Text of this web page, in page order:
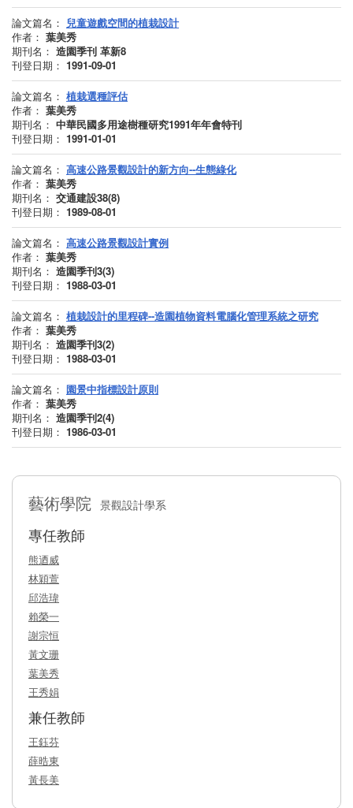
論文篇名： 兒童遊戲空間的植栽設計
作者： 葉美秀
期刊名： 造園季刊 革新8
刊登日期： 1991-09-01
論文篇名： 植栽選種評估
作者： 葉美秀
期刊名： 中華民國多用途樹種研究1991年年會特刊
刊登日期： 1991-01-01
論文篇名： 高速公路景觀設計的新方向--生態綠化
作者： 葉美秀
期刊名： 交通建設38(8)
刊登日期： 1989-08-01
論文篇名： 高速公路景觀設計實例
作者： 葉美秀
期刊名： 造園季刊3(3)
刊登日期： 1988-03-01
論文篇名： 植栽設計的里程碑--造園植物資料電腦化管理系統之研究
作者： 葉美秀
期刊名： 造園季刊3(2)
刊登日期： 1988-03-01
論文篇名： 園景中指標設計原則
作者： 葉美秀
期刊名： 造園季刊2(4)
刊登日期： 1986-03-01
藝術學院 景觀設計學系
專任教師
熊迺威
林穎萱
邱浩瑋
賴榮一
謝宗恒
黃文珊
葉美秀
王秀娟
兼任教師
王鈺芬
薛晧東
黃長美